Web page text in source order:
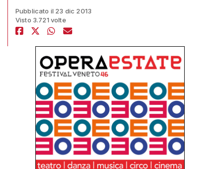
Pubblicato il 23 dic 2013
Visto 3.721 volte